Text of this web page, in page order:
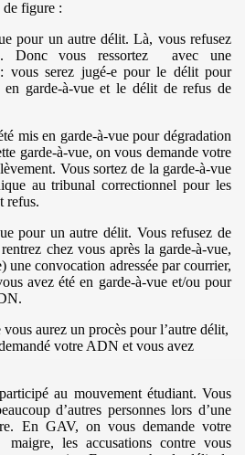
figure :
pour un autre délit. Là, vous refusez
vous ressortez
avec une
vous serez jugé-e pour le délit pour
garde-à-vue et le délit de refus de
mis en garde-à-vue pour dégradation
garde-à-vue, on vous demande votre
Vous sortez de la garde-à-vue
au tribunal correctionnel pour les
refus.
pour un autre délit. Vous refusez de
chez vous après la garde-à-vue,
une convocation adressée par courrier,
avez été en garde-à-vue et/ou pour
aurez un procès pour l’autre délit,
votre ADN et vous avez
au mouvement étudiant. Vous
d’autres personnes lors d’une
En GAV, on vous demande votre
maigre, les accusations contre vous